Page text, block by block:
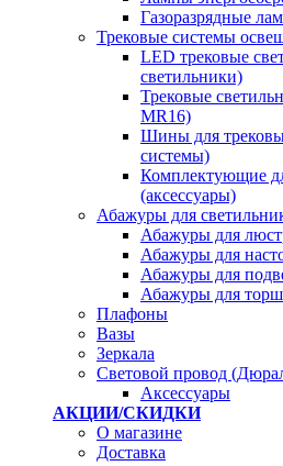
Газоразрядные
Трековые системы
LED трековые
светильники)
Трековые
MR16)
Шины для
системы)
Комплектующие
(аксессуары)
Абажуры для
Абажуры для
Абажуры для
Абажуры для
Абажуры для
Плафоны
Вазы
Зеркала
Световой провод
Аксессуары
АКЦИИ/СКИДКИ
О магазине
Доставка